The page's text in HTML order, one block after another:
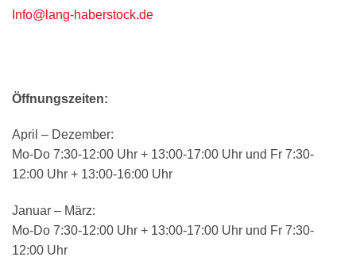
Info@lang-haberstock.de
Öffnungszeiten:
April – Dezember:
Mo-Do 7:30-12:00 Uhr + 13:00-17:00 Uhr und Fr 7:30-
12:00 Uhr + 13:00-16:00 Uhr
Januar – März:
Mo-Do 7:30-12:00 Uhr + 13:00-17:00 Uhr und Fr 7:30-
12:00 Uhr